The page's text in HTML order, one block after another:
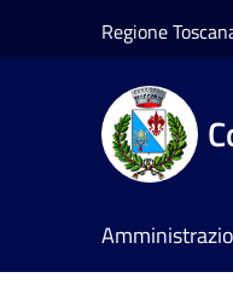
Regione